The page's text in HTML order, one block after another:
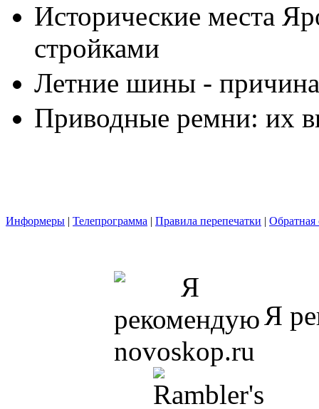
Исторические места
стройками
Летние шины -
Приводные ремни: их
Информеры | Телепрограмма | Правила перепечатки | Обратная
Я